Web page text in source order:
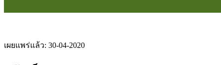
เผยแพร่แล้ว: 30-04-2020